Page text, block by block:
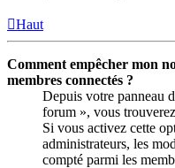
Haut
Comment empêcher mon
membres connectés ?
Depuis votre panneau
forum », vous
Si vous activez cette
administrateurs, les
compté parmi les